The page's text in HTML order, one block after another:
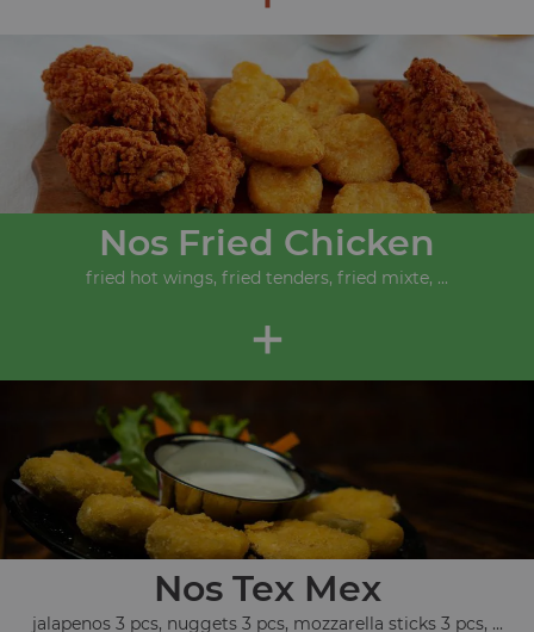
Nos Fried Chicken
fried hot wings, fried tenders, fried mixte, ...
+
Nos Tex Mex
jalapenos 3 pcs, nuggets 3 pcs, mozzarella sticks 3 pcs, ...